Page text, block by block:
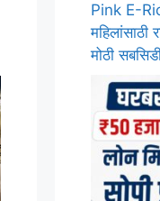
Pink E-
महिलांसाठी
मोठी